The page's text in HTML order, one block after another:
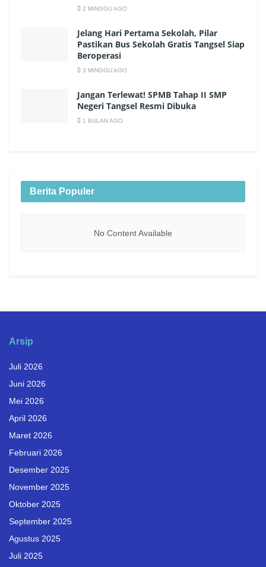
2 MINGGU AGO
Jelang Hari Pertama Sekolah, Pilar
Pastikan Bus Sekolah Gratis Tangsel Siap
Beroperasi
3 MINGGU AGO
Jangan Terlewat! SPMB Tahap II SMP
Negeri Tangsel Resmi Dibuka
1 BULAN AGO
Berita Populer
No Content Available
Arsip
Juli 2026
Juni 2026
Mei 2026
April 2026
Maret 2026
Februari 2026
Desember 2025
November 2025
Oktober 2025
September 2025
Agustus 2025
Juli 2025